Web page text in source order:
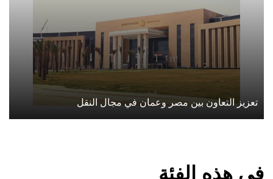
تعزيز التعاون بين مصر وعمان في مجال النقل
في هذه الفئة